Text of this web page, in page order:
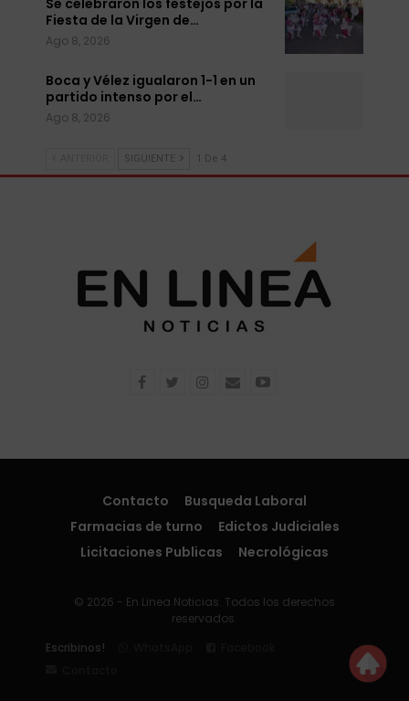
Se celebraron los festejos por la
Fiesta de la Virgen de…
Ago 8, 2026
Boca y Vélez igualaron 1-1 en un
partido intenso por el…
Ago 8, 2026
SIGUIENTE 1 De 4
Contacto
Busqueda Laboral
Farmacias de turno
Edictos Judiciales
Licitaciones Publicas
Necrológicas
© 2026 - En Linea Noticias. Todos los derechos
reservados.
Escribinos!